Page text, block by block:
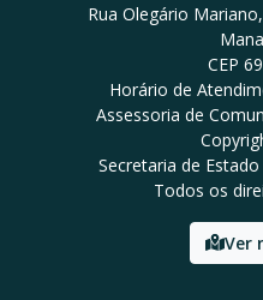
Rua Olegário
CEP
Horário de
Assessoria de
Secretaria de
Todos os
Ver